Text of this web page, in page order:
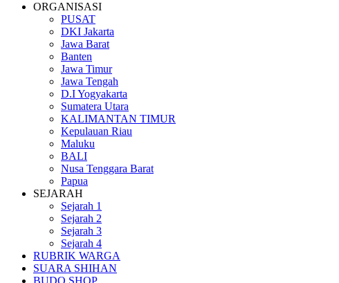
ORGANISASI
PUSAT
DKI Jakarta
Jawa Barat
Banten
Jawa Timur
Jawa Tengah
D.I Yogyakarta
Sumatera Utara
KALIMANTAN TIMUR
Kepulauan Riau
Maluku
BALI
Nusa Tenggara Barat
Papua
SEJARAH
Sejarah 1
Sejarah 2
Sejarah 3
Sejarah 4
RUBRIK WARGA
SUARA SHIHAN
BUDO SHOP